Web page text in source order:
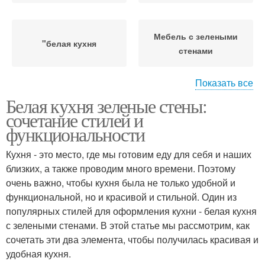
"белая кухня
Мебель с зелеными
стенами
Стен в зеленом Стен на кухне
Стен на маленькой Кухни с белой
Кирпичная стена
Показать все
Белая кухня зеленые стены:
сочетание стилей и
функциональности
Кухня - это место, где мы готовим еду для себя и наших
близких, а также проводим много времени. Поэтому
очень важно, чтобы кухня была не только удобной и
функциональной, но и красивой и стильной. Один из
популярных стилей для оформления кухни - белая кухня
с зелеными стенами. В этой статье мы рассмотрим, как
сочетать эти два элемента, чтобы получилась красивая и
удобная кухня.